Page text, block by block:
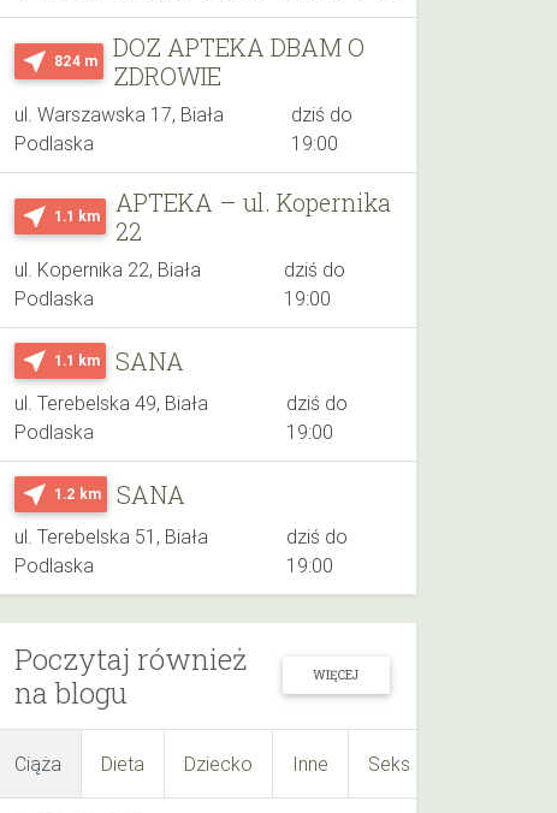
near_me 824 m
DOZ APTEKA DBAM O
ZDROWIE
ul. Warszawska 17, Biała
Podlaska
dziś do
19:00
near_me 1.1 km
APTEKA – ul. Kopernika
22
ul. Kopernika 22, Biała
Podlaska
dziś do
19:00
near_me 1.1 km SANA
ul. Terebelska 49, Biała
Podlaska
dziś do
19:00
near_me 1.2 km SANA
ul. Terebelska 51, Biała
Podlaska
dziś do
19:00
Poczytaj również
na blogu
WIĘCEJ
Ciąża Dieta Dziecko Inne Seks